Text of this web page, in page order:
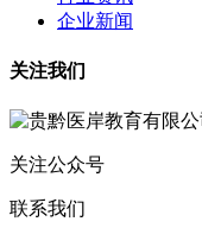
企业新闻
关注我们
关注公众号
联系我们